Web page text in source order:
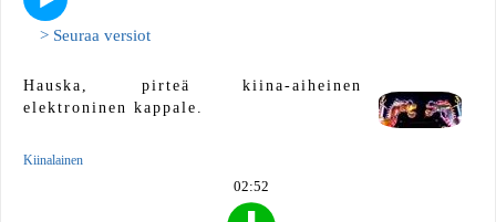
> Seuraa versiot
Hauska, pirteä kiina-aiheinen
elektroninen kappale.
Kiinalainen
02:52